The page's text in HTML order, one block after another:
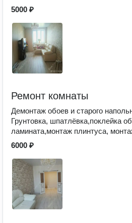
5000 ₽
Ремонт комнаты
Демонтаж обоев и старого
Грунтовка, шпатлёвка,поклейка
ламината,монтаж плинтуса,
6000 ₽